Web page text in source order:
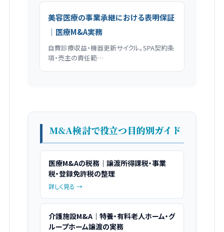
美容医療の事業承継における表明保証
｜医療M&A実務
自費診療収益・機器更新サイクル。SPA契約条
項・売主の責任範…
M&A検討で役立つ目的別ガイド
医療M&Aの税務｜譲渡所得課税・事業
税・登録免許税の整理
詳しく見る →
介護施設M&A｜特養・有料老人ホーム・グ
ループホーム譲渡の実務